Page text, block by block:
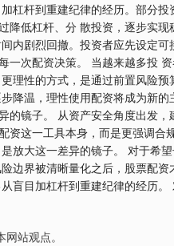
杠杆到重建纪律的经历。部分投
降低杠杆、分 散投资，逐步实现
内剧烈回撤。投资者应先设定可
一次配资决策。 当越来越多投
理性的方式，是通过前置风险预
降温，理性使用配资将成为新的
的镜子。 从资产安全角度出发，
资这一工具本身，而是更强调合
放大这一差异的镜子。 对于希
边界被清晰量化之后，股票配资
盲目加杠杆到重建纪律的经历。
站观点。